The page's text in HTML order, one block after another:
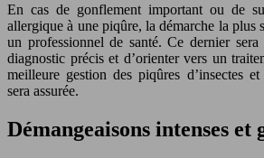
En cas de gonflement important ou de
allergique à une piqûre, la démarche la plus
un professionnel de santé. Ce dernier sera
diagnostic précis et d’orienter vers un
meilleure gestion des piqûres d’insectes
sera assurée.
Démangeaisons intenses et